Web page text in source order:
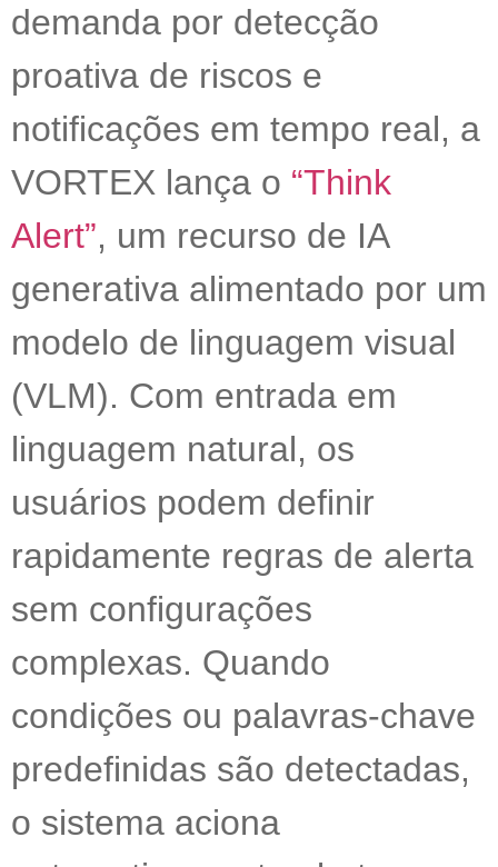
demanda por detecção
proativa de riscos e
notificações em tempo real, a
VORTEX lança o “Think
Alert”, um recurso de IA
generativa alimentado por um
modelo de linguagem visual
(VLM). Com entrada em
linguagem natural, os
usuários podem definir
rapidamente regras de alerta
sem configurações
complexas. Quando
condições ou palavras-chave
predefinidas são detectadas,
o sistema aciona